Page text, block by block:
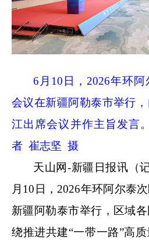
6 月 10 日， 2026年环阿
会议在新疆阿勒泰市举行
江出席会议并作主旨发言
者 崔志坚 摄
天山网-新疆日报讯（
月 10 日， 2026年环阿尔泰
新疆阿勒泰市举行，区域
绕推进共建“一带一路”高